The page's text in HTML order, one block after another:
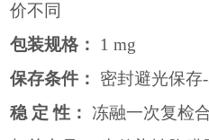
价不同
包装规格：
1 mg
保存条件：
密封避光保存
稳 定 性：
冻融一次复检